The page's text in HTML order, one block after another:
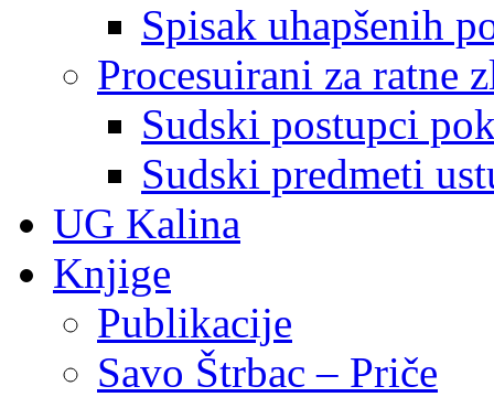
Spisak uhapšenih
Procesuirani za ratne
Sudski postupci
Sudski predmeti
UG Kalina
Knjige
Publikacije
Savo Štrbac – Priče